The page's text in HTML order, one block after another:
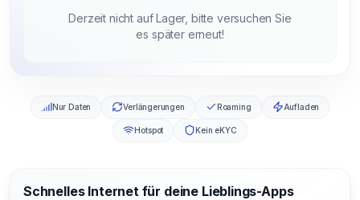
Derzeit nicht auf Lager, bitte versuchen Sie
es später erneut!
Nur Daten Verlängerungen Roaming Aufladen
Hotspot Kein eKYC
Schnelles Internet für deine Lieblings-Apps